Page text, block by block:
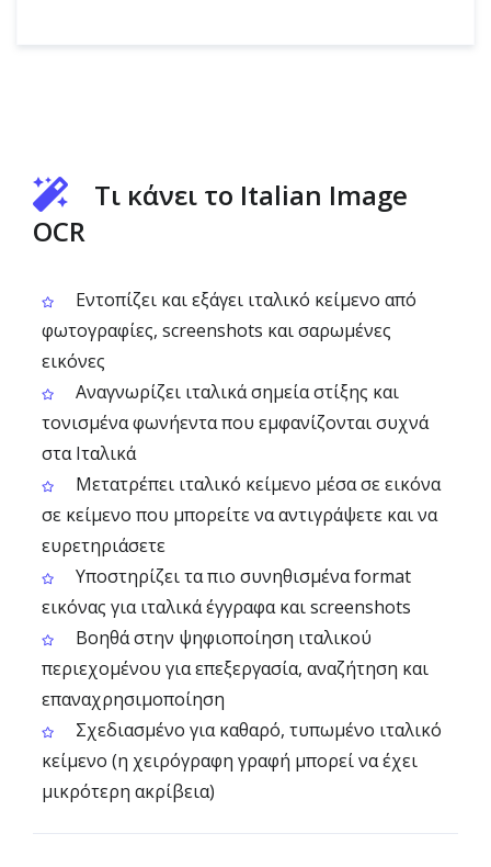
Τι κάνει το Italian Image
OCR
Εντοπίζει και εξάγει ιταλικό κείμενο από
φωτογραφίες, screenshots και σαρωμένες
εικόνες
Αναγνωρίζει ιταλικά σημεία στίξης και
τονισμένα φωνήεντα που εμφανίζονται συχνά
στα Ιταλικά
Μετατρέπει ιταλικό κείμενο μέσα σε εικόνα
σε κείμενο που μπορείτε να αντιγράψετε και να
ευρετηριάσετε
Υποστηρίζει τα πιο συνηθισμένα format
εικόνας για ιταλικά έγγραφα και screenshots
Βοηθά στην ψηφιοποίηση ιταλικού
περιεχομένου για επεξεργασία, αναζήτηση και
επαναχρησιμοποίηση
Σχεδιασμένο για καθαρό, τυπωμένο ιταλικό
κείμενο (η χειρόγραφη γραφή μπορεί να έχει
μικρότερη ακρίβεια)